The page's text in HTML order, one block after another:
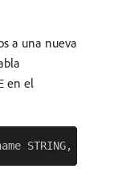
a una nueva
en el